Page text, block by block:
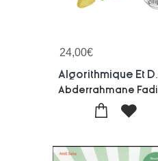
24,00€
Abderrahmane Fadil